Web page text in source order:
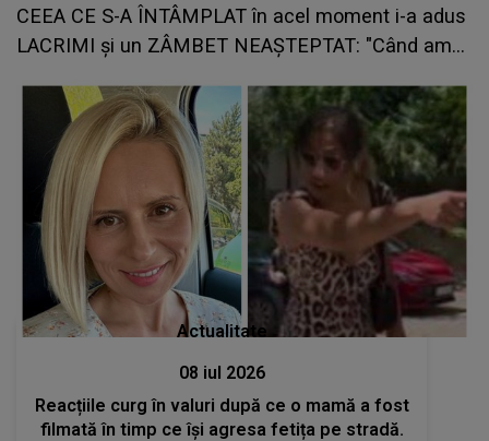
CEEA CE S-A ÎNTÂMPLAT în acel moment i-a adus
LACRIMI și un ZÂMBET NEAȘTEPTAT: "Când am
Actualitate
08 iul 2026
Reacțiile curg în valuri după ce o mamă a fost
filmată în timp ce își agresa fetița pe stradă.